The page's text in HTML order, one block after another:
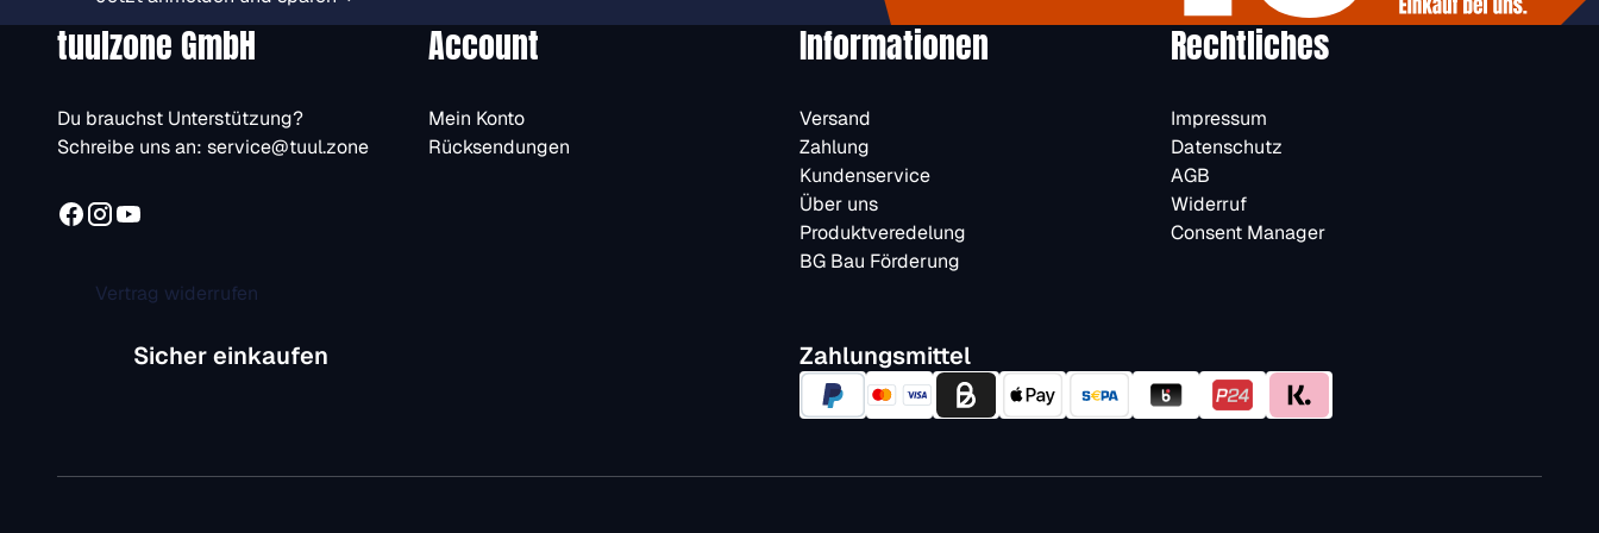
tuulzone GmbH
Du brauchst Unterstützung?
Schreibe uns an: service@tuul.zone
Vertrag widerrufen
Account
Mein Konto
Rücksendungen
Informationen
Versand
Zahlung
Kundenservice
Über uns
Produktveredelung
BG Bau Förderung
Rechtliches
Impressum
Datenschutz
AGB
Widerruf
Consent Manager
Sicher einkaufen Zahlungsmittel